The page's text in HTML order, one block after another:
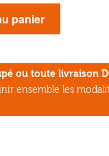
panier
ou toute livraison
ensemble les